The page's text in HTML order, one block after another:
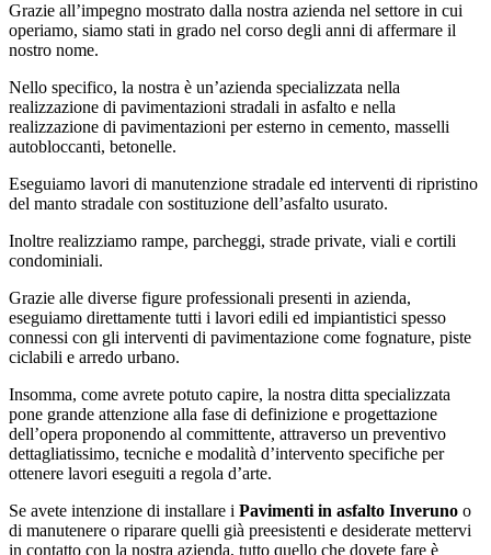
Grazie all’impegno mostrato dalla nostra azienda nel settore in cui
operiamo, siamo stati in grado nel corso degli anni di affermare il
nostro nome.
Nello specifico, la nostra è un’azienda specializzata nella
realizzazione di pavimentazioni stradali in asfalto e nella
realizzazione di pavimentazioni per esterno in cemento, masselli
autobloccanti, betonelle.
Eseguiamo lavori di manutenzione stradale ed interventi di ripristino
del manto stradale con sostituzione dell’asfalto usurato.
Inoltre realizziamo rampe, parcheggi, strade private, viali e cortili
condominiali.
Grazie alle diverse figure professionali presenti in azienda,
eseguiamo direttamente tutti i lavori edili ed impiantistici spesso
connessi con gli interventi di pavimentazione come fognature, piste
ciclabili e arredo urbano.
Insomma, come avrete potuto capire, la nostra ditta specializzata
pone grande attenzione alla fase di definizione e progettazione
dell’opera proponendo al committente, attraverso un preventivo
dettagliatissimo, tecniche e modalità d’intervento specifiche per
ottenere lavori eseguiti a regola d’arte.
Se avete intenzione di installare i Pavimenti in asfalto Inveruno o
di manutenere o riparare quelli già preesistenti e desiderate mettervi
in contatto con la nostra azienda, tutto quello che dovete fare è